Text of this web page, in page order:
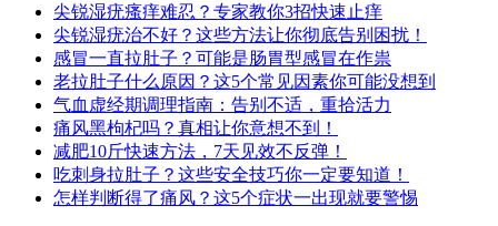
尖锐湿疣瘙痒难忍？专家教你3招快速止痒
尖锐湿疣治不好？这些方法让你彻底告别困扰！
感冒一直拉肚子？可能是肠胃型感冒在作祟
老拉肚子什么原因？这5个常见因素你可能没想到
气血虚经期调理指南：告别不适，重拾活力
痛风黑枸杞吗？真相让你意想不到！
减肥10斤快速方法，7天见效不反弹！
吃刺身拉肚子？这些安全技巧你一定要知道！
怎样判断得了痛风？这5个症状一出现就要警惕